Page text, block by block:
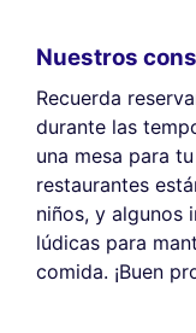
Nuestros
Recuerda
durante las
una mesa para
restaurantes
niños, y algunos
lúdicas para
comida. ¡Buen